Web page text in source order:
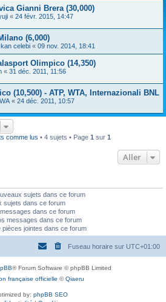
Gianni Brera (30,000)
« 24 févr. 2015, 14:47
(6,000)
celebi « 09 nov. 2014, 18:41
Olimpico (14,350)
« 31 déc. 2011, 11:56
(10,500) - ATP, WTA, Internazionali BNL
« 24 déc. 2011, 10:57
comme lus • 4 sujets • Page 1 sur 1
Aller
sujets dans ce forum
sujets dans ce forum
dans ce forum
messages dans ce forum
pièces jointes dans ce forum
Fuseau horaire sur UTC+01:00
® Forum Software © phpBB Limited
française officielle ©Qiaeru
by: phpBB SEO